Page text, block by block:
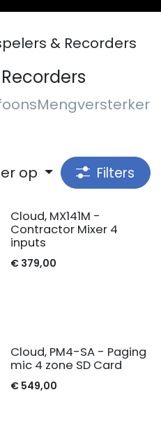
& Recorders
Mengversterkers
op Filters
Cloud, MX141M -
Contractor Mixer 4
inputs
€ 379,00
Cloud, PM4-SA - Paging
mic 4 zone SD Card
€ 549,00